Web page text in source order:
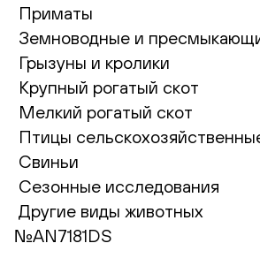
Приматы
Земноводные и
Грызуны и кролики
Крупный рогатый скот
Мелкий рогатый скот
Птицы
Свиньи
Сезонные исследования
Другие виды животных
№AN7181DS